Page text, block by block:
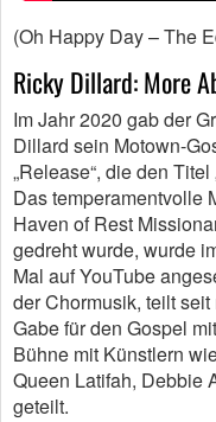
(Oh Happy Day – The
Ricky Dillard: More
Im Jahr 2020 gab der
Dillard sein Motown-
„Release“, die den
Das temperamentvolle
Haven of Rest
gedreht wurde, wurde
Mal auf YouTube
der Chormusik, teilt
Gabe für den Gospel
Bühne mit Künstlern
Queen Latifah, Debbie
geteilt.